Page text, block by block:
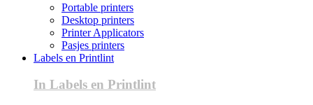
Portable printers
Desktop printers
Printer Applicators
Pasjes printers
Labels en Printlint
In Labels en Printlint